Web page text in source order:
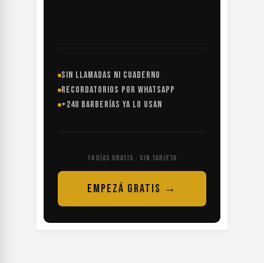
SIN LLAMADAS NI CUADERNO
RECORDATORIOS POR WHATSAPP
+240 BARBERÍAS YA LO USAN
14 DÍAS GRATIS · SIN TARJETA
EMPEZÁ GRATIS →